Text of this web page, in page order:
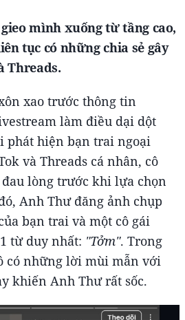
mình xuống từ tầng cao,
tục có những chia sẻ gây
Threads.
xao trước thông tin
làm điều dại dột
phát hiện bạn trai ngoại
và Threads cá nhân, cô
lòng trước khi lựa chọn
Anh Thư đăng ảnh chụp
bạn trai và một cô gái
từ duy nhất: "Tởm". Trong
có những lời mùi mẫn với
khiến Anh Thư rất sốc.